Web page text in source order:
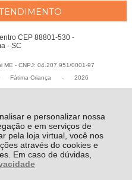
e personalizar nossa
e em serviços de
pela loja virtual, você nos
através do cookies e
Em caso de dúvidas,
CEP 88801-530 -
- SC
ME - CNPJ: 04.207.951/0001-97
Fátima Criança - 2026